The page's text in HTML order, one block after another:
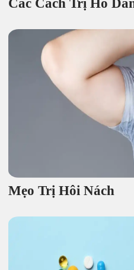
Các Cách Trị Ho
Mẹo Trị Hôi Nách